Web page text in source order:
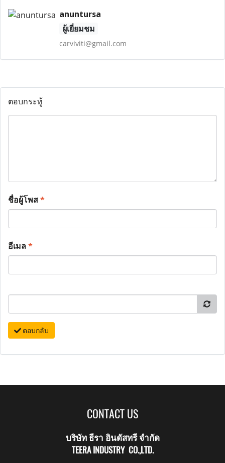
anuntursa
ผู้เยี่ยมชม
carviviti@gmail.com
ตอบกระทู้
ชื่อผู้โพส*
อีเมล*
ตอบกลับ
CONTACT US
บริษัท ธีรา อินดัสทรี จำกัด
TEERA INDUSTRY CO.,LTD.